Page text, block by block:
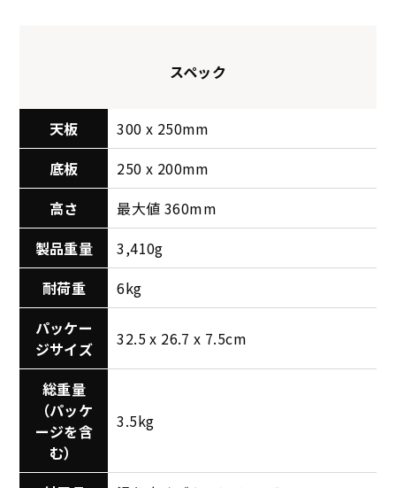
スペック
天板
300 x 250mm
底板
250 x 200mm
高さ
最大値 360mm
製品重量
3,410g
耐荷重
6kg
パッケー
ジサイズ
32.5 x 26.7 x 7.5cm
総重量
（パッケ
ージを含
む）
3.5kg